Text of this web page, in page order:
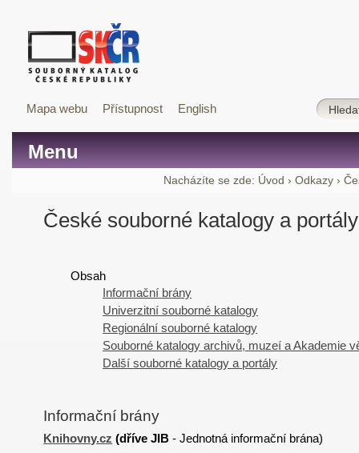
Mapa webu Přístupnost English
Menu
Nacházíte se zde: Úvod › Odkazy ›
České souborné katalogy a portály
Obsah
Informační brány
Univerzitní souborné katalogy
Regionální souborné katalogy
Souborné katalogy archivů, muzeí a Akademie
Další souborné katalogy a portály
Informační brány
Knihovny.cz (dříveJIB - Jednotná informační brána)